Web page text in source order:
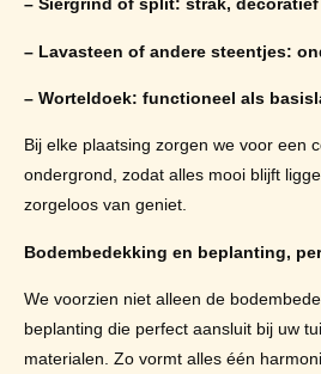
– Siergrind of split: strak, decoratief
– Lavasteen of andere steentjes:
– Worteldoek: functioneel als
Bij elke plaatsing zorgen we voor een
ondergrond, zodat alles mooi blijft
zorgeloos van geniet.
Bodembedekking en beplanting,
We voorzien niet alleen de
beplanting die perfect aansluit bij uw
materialen. Zo vormt alles één